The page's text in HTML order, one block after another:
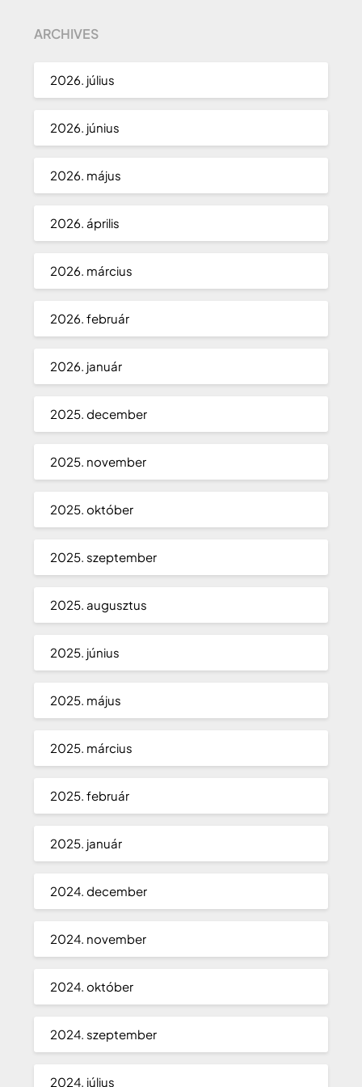
ARCHIVES
2026. július
2026. június
2026. május
2026. április
2026. március
2026. február
2026. január
2025. december
2025. november
2025. október
2025. szeptember
2025. augusztus
2025. június
2025. május
2025. március
2025. február
2025. január
2024. december
2024. november
2024. október
2024. szeptember
2024. július